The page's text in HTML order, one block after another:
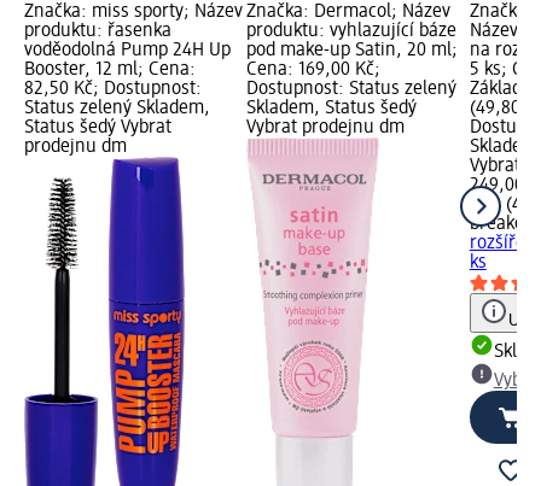
Značka: miss sporty; Název
produktu: řasenka
voděodolná Pump 24H Up
Booster, 12 ml; Cena:
82,50 Kč; Dostupnost:
Status zelený Skladem,
Status šedý Vybrat
prodejnu dm
Značka: Dermacol; Název
produktu: vyhlazující báze
pod make-up Satin, 20 ml;
Cena: 169,00 Kč;
Dostupnost: Status zelený
Skladem, Status šedý
Vybrat prodejnu dm
Značka:
Název
na
5 ks;
(49,80
Vybrat
249,00
5 ks
ks